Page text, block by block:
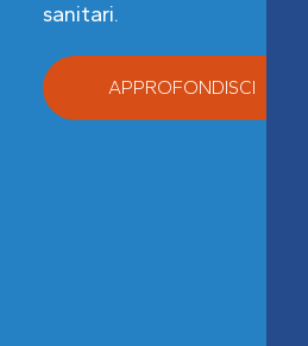
sanitari.
APPROFONDISCI